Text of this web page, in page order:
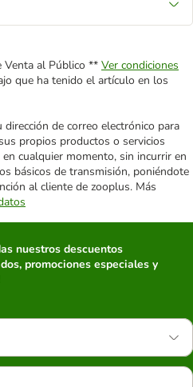
Venta al Público ** Ver condiciones
que ha tenido el artículo en los
de correo electrónico para
propios productos o servicios
cualquier momento, sin incurrir en
básicos de transmisión, poniéndote
al cliente de zooplus. Más
nuestros descuentos
promociones especiales y